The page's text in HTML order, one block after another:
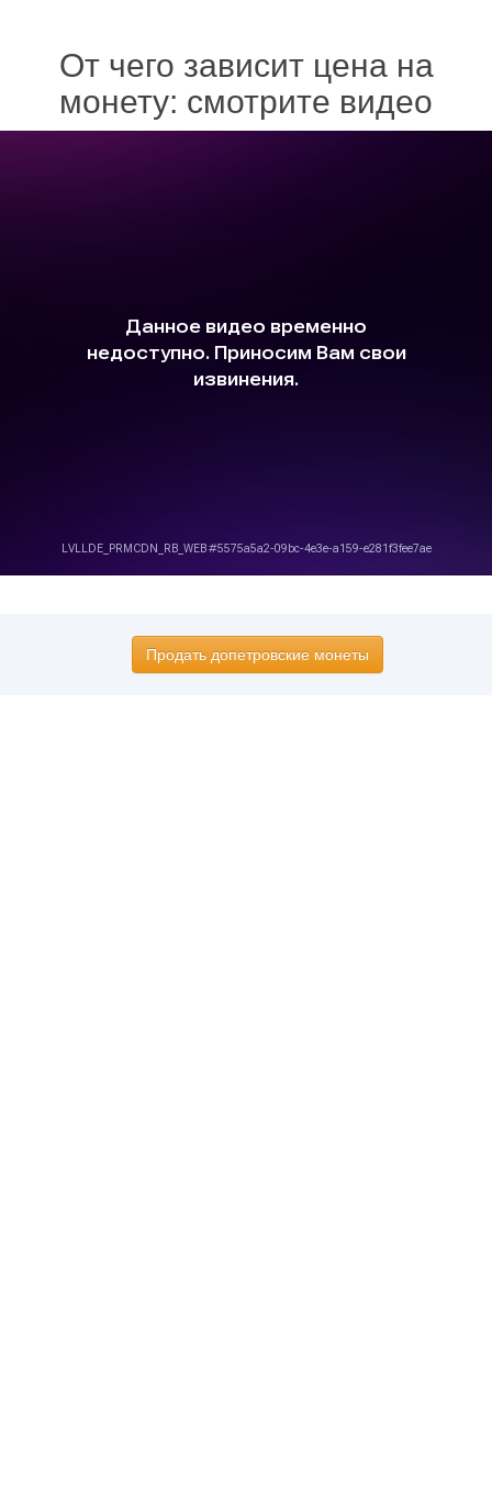
От чего зависит цена на
монету: смотрите видео
Продать допетровские монеты